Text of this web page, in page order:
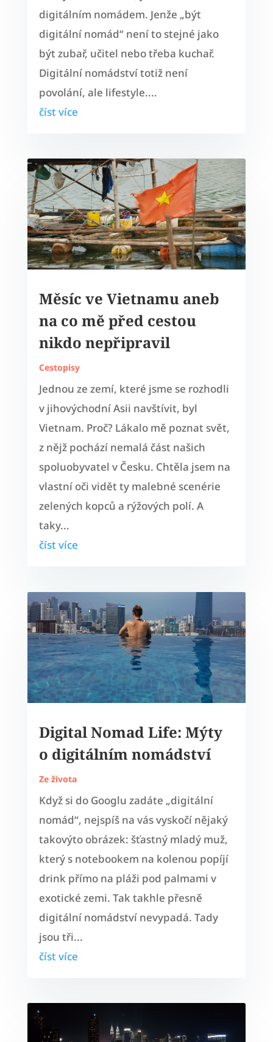
digitálním nomádem. Jenže „být
digitální nomád“ není to stejné jako
být zubař, učitel nebo třeba kuchař.
Digitální nomádství totiž není
povolání, ale lifestyle....
číst více
Měsíc ve Vietnamu aneb
na co mě před cestou
nikdo nepřipravil
Cestopisy
Jednou ze zemí, které jsme se rozhodli
v jihovýchodní Asii navštívit, byl
Vietnam. Proč? Lákalo mě poznat svět,
z nějž pochází nemalá část našich
spoluobyvatel v Česku. Chtěla jsem na
vlastní oči vidět ty malebné scenérie
zelených kopců a rýžových polí. A
taky...
číst více
Digital Nomad Life: Mýty
o digitálním nomádství
Ze života
Když si do Googlu zadáte „digitální
nomád“, nejspíš na vás vyskočí nějaký
takovýto obrázek: šťastný mladý muž,
který s notebookem na kolenou popíjí
drink přímo na pláži pod palmami v
exotické zemi. Tak takhle přesně
digitální nomádství nevypadá. Tady
jsou tři...
číst více